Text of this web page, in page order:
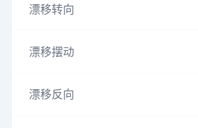
漂移转向
漂移摆动
漂移反向